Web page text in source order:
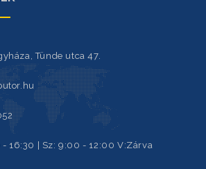
Tünde utca 47.
- 16:30 | Sz: 9:00 - 12:00 V:Zárva